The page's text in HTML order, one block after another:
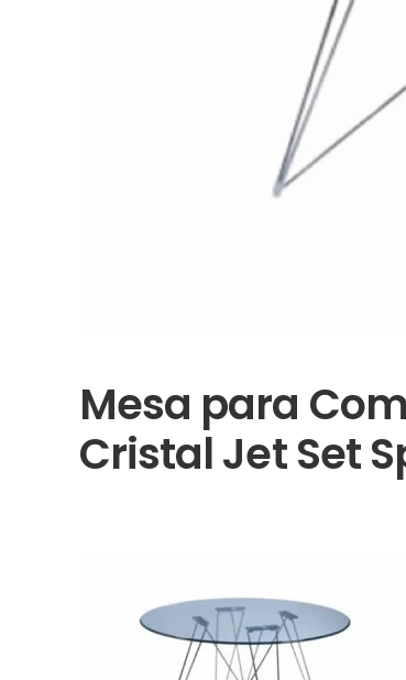
Mesa para
Cristal Jet Set